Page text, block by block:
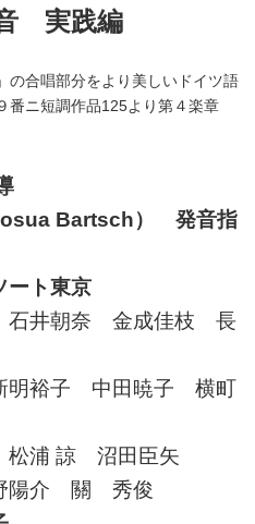
実践編
の合唱部分をより美しいドイツ語
番ニ短調作品125より第４楽章
Bartsch） 発音指
ト東京
石井朝奈 金成佳枝 長
明裕子 中田暁子 横町
松浦 諒 沼田臣矢
陽介 關 秀俊